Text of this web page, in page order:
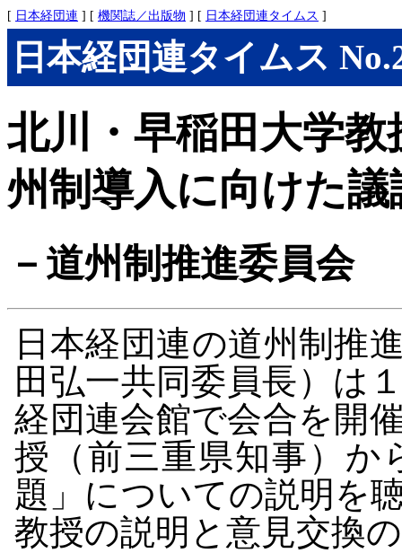
[ 日本経団連 ] [ 機関誌／出版物 ] [ 日本経団連タイムス ]
日本経団連タイムス
北川・早稲田大学
州制導入に向けた
－道州制推進委員会
日本経団連の道州制推
田弘一共同委員長）は
経団連会館で会合を開
授（前三重県知事）か
題」についての説明を
教授の説明と意見交換